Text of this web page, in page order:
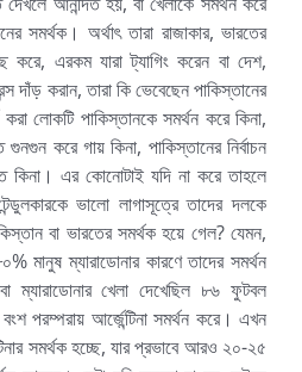
সমর্থক। অর্থাৎ তারা রাজাকার, ভারতের
এরকম যারা ট্যাগিং করেন বা দেশ,
দাঁড় করান, তারা কি ভেবেছেন পাকিস্তানের
লোকটি পাকিস্তানকে সমর্থন করে কিনা,
গুনগুন করে গায় কিনা, পাকিস্তানের নির্বাচন
কিনা। এর কোনোটাই যদি না করে তাহলে
ভালো লাগাসূত্রে তাদের দলকে
বা ভারতের সমর্থক হয়ে গেল? যেমন,
মানুষ ম্যারাডোনার কারণে তাদের সমর্থন
ম্যারাডোনার খেলা দেখেছিল ৮৬ ফুটবল
পরম্পরায় আর্জেন্টিনা সমর্থন করে। এখন
সমর্থক হচ্ছে, যার প্রভাবে আরও ২০-২৫